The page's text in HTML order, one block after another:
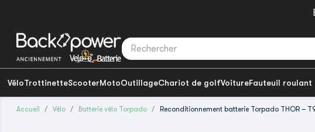
VéloTrottinetteScooterMotoOutillageChariot de golfVoitureFauteuil roulant
Accueil Vélo Batterie vélo Torpado Reconditionnement batterie Torpado THOR –